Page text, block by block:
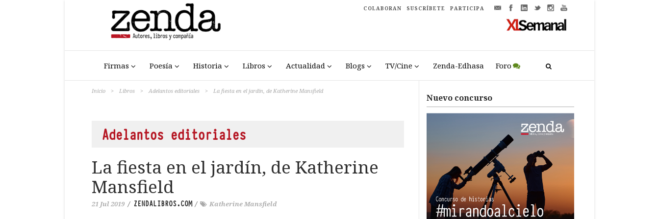
COLABORAN SUSCRÍBETE PARTICIPA
Firmas Poesía Historia Libros Actualidad Blogs TV/Cine Zenda-Edhasa Foro
Inicio > Libros > Adelantos editoriales > La fiesta en el jardín, de Katherine Mansfield
Adelantos editoriales
La fiesta en el jardín, de Katherine
Mansfield
21 Jul 2019 / ZENDALIBROS.COM/ Katherine Mansfield
Nuevo concurso